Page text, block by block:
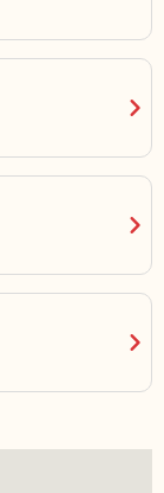
chevron_right
chevron_right
chevron_right